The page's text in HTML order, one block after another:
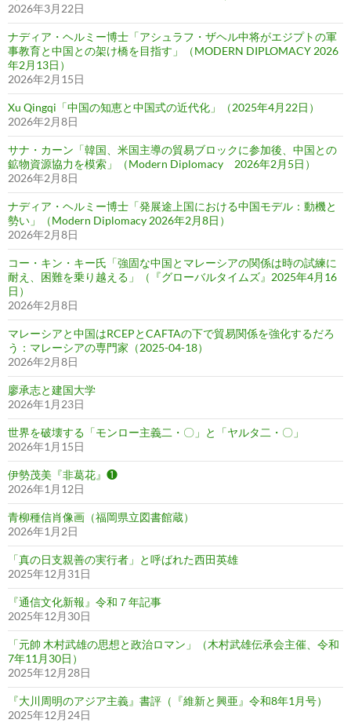
2026年3月22日
ナディア・ヘルミー博士「アシュラフ・ザヘル中将がエジプトの軍
事教育と中国との架け橋を目指す」（MODERN DIPLOMACY 2026
年2月13日）
2026年2月15日
Xu Qingqi「中国の知恵と中国式の近代化」（2025年4月22日）
2026年2月8日
サナ・カーン「韓国、米国主導の貿易ブロックに参加後、中国との
鉱物資源協力を模索」（Modern Diplomacy 2026年2月5日）
2026年2月8日
ナディア・ヘルミー博士「発展途上国における中国モデル：動機と
勢い」（Modern Diplomacy 2026年2月8日）
2026年2月8日
コー・キン・キー氏「強固な中国とマレーシアの関係は時の試練に
耐え、困難を乗り越える」（『グローバルタイムズ』2025年4月16
日）
2026年2月8日
マレーシアと中国はRCEPとCAFTAの下で貿易関係を強化するだろ
う：マレーシアの専門家（2025-04-18）
2026年2月8日
廖承志と建国大学
2026年1月23日
世界を破壊する「モンロー主義二・〇」と「ヤルタ二・〇」
2026年1月15日
伊勢茂美『非葛花』❶
2026年1月12日
青柳種信肖像画（福岡県立図書館蔵）
2026年1月2日
「真の日支親善の実行者」と呼ばれた西田英雄
2025年12月31日
『通信文化新報』令和７年記事
2025年12月30日
「元帥 木村武雄の思想と政治ロマン」（木村武雄伝承会主催、令和
7年11月30日）
2025年12月28日
『大川周明のアジア主義』書評（『維新と興亜』令和8年1月号）
2025年12月24日